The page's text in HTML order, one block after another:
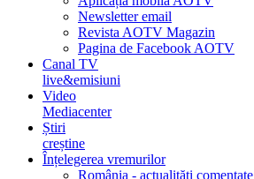
Newsletter email
Revista AOTV Magazin
Pagina de Facebook AOTV
Canal TV
live&emisiuni
Video
Mediacenter
Știri
creștine
Înțelegerea vremurilor
România - actualități comentate